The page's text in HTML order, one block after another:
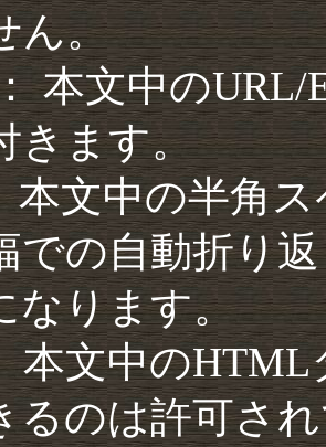
ん。
本文中のURL/
きます。
本文中の半角
での自動折り
なります。
本文中のHTML
るのは許可さ